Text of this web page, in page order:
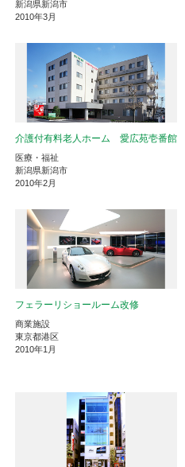
新潟県新潟市
2010年3月
介護付有料老人ホーム 愛広苑壱番館
医療・福祉
新潟県新潟市
2010年2月
フェラーリショールーム改修
商業施設
東京都港区
2010年1月